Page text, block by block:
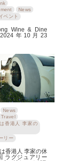
News
ベント
Wine & Dine
2024年10月23
News
Travel
香港人 李家の
リー
香港人 李家の休
ラグジュアリー